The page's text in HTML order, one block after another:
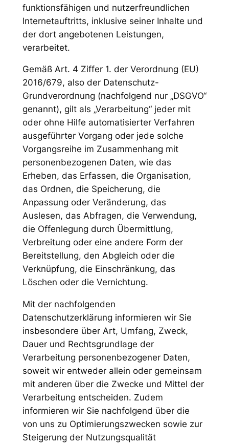
funktionsfähigen und nutzerfreundlichen
Internetauftritts, inklusive seiner Inhalte und
der dort angebotenen Leistungen,
verarbeitet.
Gemäß Art. 4 Ziffer 1. der Verordnung (EU)
2016/679, also der Datenschutz-
Grundverordnung (nachfolgend nur „DSGVO“
genannt), gilt als „Verarbeitung“ jeder mit
oder ohne Hilfe automatisierter Verfahren
ausgeführter Vorgang oder jede solche
Vorgangsreihe im Zusammenhang mit
personenbezogenen Daten, wie das
Erheben, das Erfassen, die Organisation,
das Ordnen, die Speicherung, die
Anpassung oder Veränderung, das
Auslesen, das Abfragen, die Verwendung,
die Offenlegung durch Übermittlung,
Verbreitung oder eine andere Form der
Bereitstellung, den Abgleich oder die
Verknüpfung, die Einschränkung, das
Löschen oder die Vernichtung.
Mit der nachfolgenden
Datenschutzerklärung informieren wir Sie
insbesondere über Art, Umfang, Zweck,
Dauer und Rechtsgrundlage der
Verarbeitung personenbezogener Daten,
soweit wir entweder allein oder gemeinsam
mit anderen über die Zwecke und Mittel der
Verarbeitung entscheiden. Zudem
informieren wir Sie nachfolgend über die
von uns zu Optimierungszwecken sowie zur
Steigerung der Nutzungsqualität